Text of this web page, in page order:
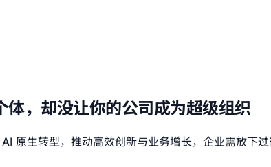
，却没让你的公司成为超级组织
原生转型，推动高效创新与业务增长，企业需放下过